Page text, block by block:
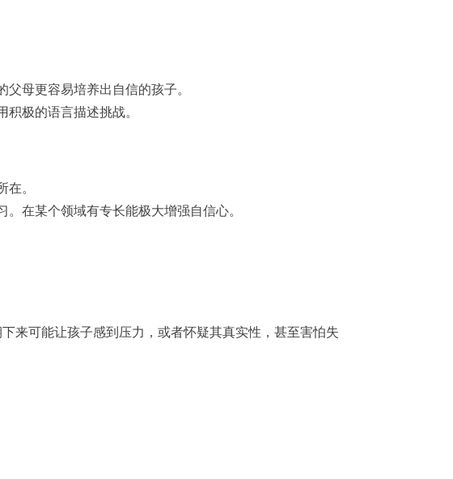
母更容易培养出自信的孩子。
极的语言描述挑战。
。
在某个领域有专长能极大增强自信心。
来可能让孩子感到压力，或者怀疑其真实性，甚至害怕失